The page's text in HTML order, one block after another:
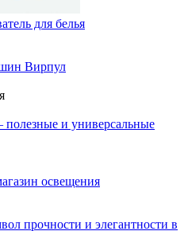
для белья
Вирпул
и универсальные
освещения
прочности и элегантности в